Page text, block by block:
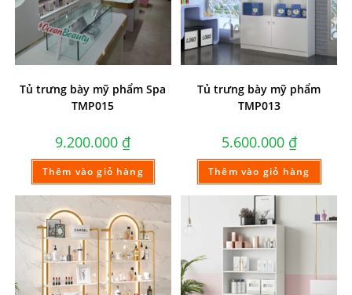
Tủ trưng bày mỹ phẩm Spa
TMP015
9.200.000 ₫
Thêm vào giỏ hàng
Tủ trưng bày mỹ phẩm
TMP013
5.600.000 ₫
Thêm vào giỏ hàng